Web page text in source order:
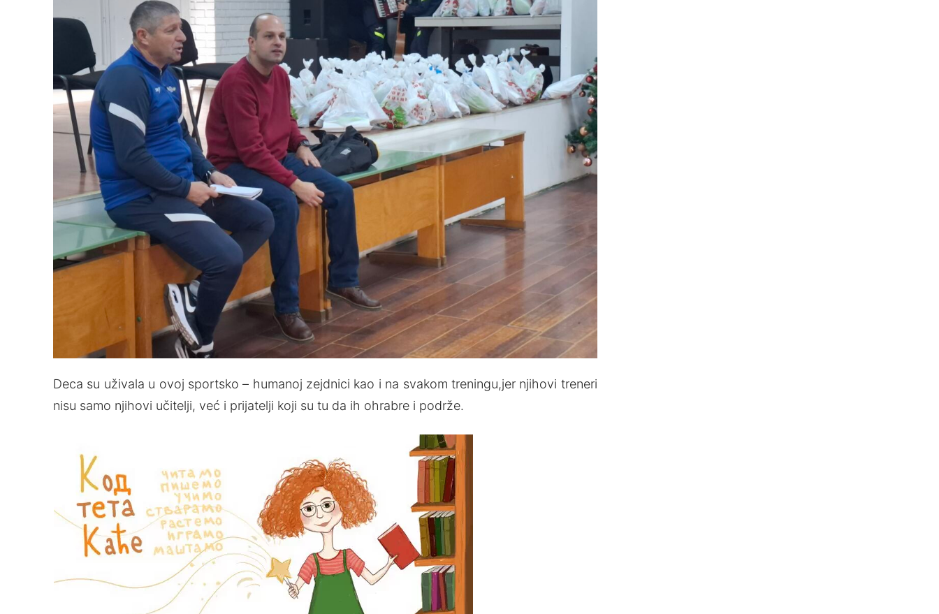
Deca su uživala u ovoj sportsko – humanoj zejdnici kao i na svakom treningu,jer njihovi treneri
nisu samo njihovi učitelji, već i prijatelji koji su tu da ih ohrabre i podrže.